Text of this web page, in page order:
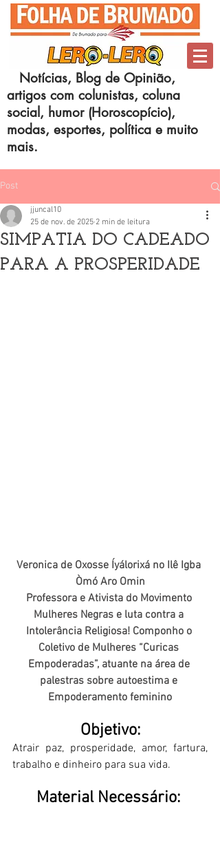
Notícias, Blog de Opinião,
artigos com colunistas, coluna
social, humor (Horoscopício),
modas, esportes, política e muito
mais.
Post
SIMPATIA DO CADEADO
PARA A PROSPERIDADE
jjuncal10
25 de nov. de 2025 2 min de leitura
Veronica de Oxosse Íyálorixá no Ilê Igba
Òmó Aro Omin
Professora e Ativista do Movimento
Mulheres Negras e luta contra a
Intolerância Religiosa! Componho o
Coletivo de Mulheres “Curicas
Empoderadas”, atuante na área de
palestras sobre autoestima e
Empoderamento feminino
Objetivo:
Atrair paz, prosperidade, amor, fartura,
trabalho e dinheiro para sua vida.
Material Necessário: